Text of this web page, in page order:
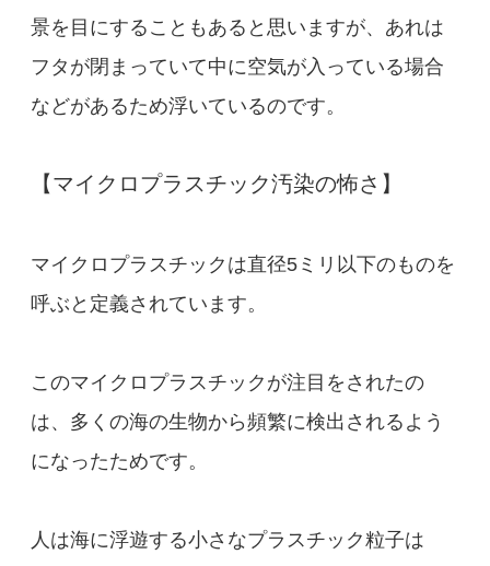
景を目にすることもあると思いますが、あれは
フタが閉まっていて中に空気が入っている場合
などがあるため浮いているのです。
【マイクロプラスチック汚染の怖さ】
マイクロプラスチックは直径5ミリ以下のものを
呼ぶと定義されています。
このマイクロプラスチックが注目をされたの
は、多くの海の生物から頻繁に検出されるよう
になったためです。
人は海に浮遊する小さなプラスチック粒子は